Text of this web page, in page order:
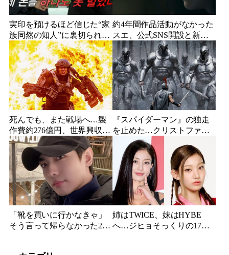
実印を預けるほど信じた“家
族同然の知人”に裏切られ
た…収益9対1、10年間の奴
隷契約で人生が一変
約4年間作品活動がなかった
スエ、公式SNS開設と新ビ
ジュアル公開で復帰説が急
浮上
死んでも、また戦場へ…製
作費約276億円、世界興収
584億円のSF大作『オール・
ユー・ニード・イズ・キ
ル』がついに配信
『スパイダーマン』の独走
を止めた…クリストファ
ー・ノーラン史上最大、390
億円の超大作がついに韓国
上陸
「靴を買いに行かなきゃ」
そう言って帰らなかった24
姉はTWICE、妹はHYBE
へ…ジヒョそっくりの17歳